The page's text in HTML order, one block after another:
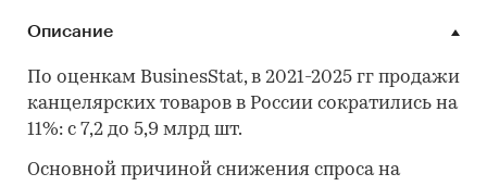
Описание
По оценкам BusinesStat, в 2021-2025 гг продажи
канцелярских товаров в России сократились на
11%: с 7,2 до 5,9 млрд шт.
Основной причиной снижения спроса на